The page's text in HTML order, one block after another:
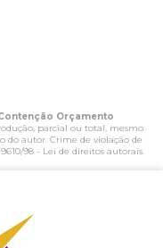
Orçamento
parcial ou total, mesmo
do autor. Crime de violação de
98 - Lei de direitos autorais.